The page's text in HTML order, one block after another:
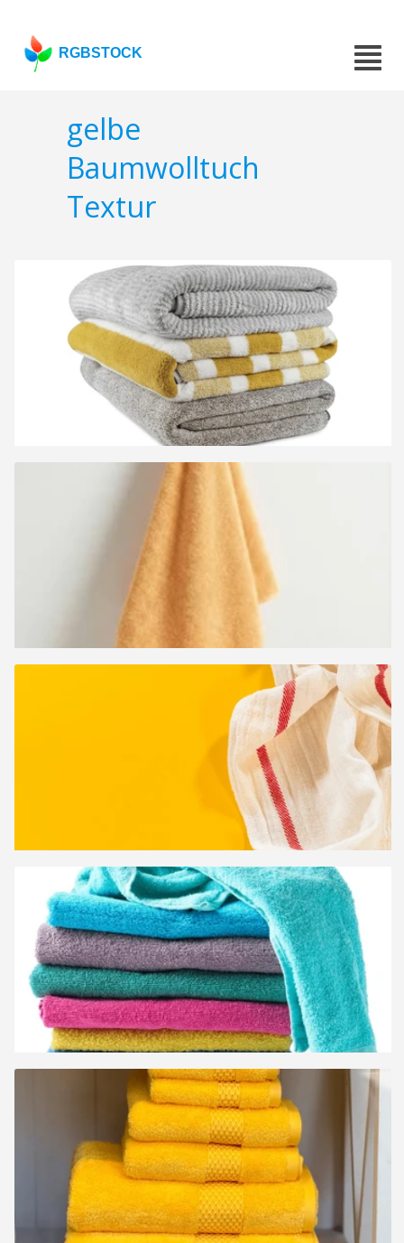
RGBSTOCK
gelbe
Baumwolltuch
Textur